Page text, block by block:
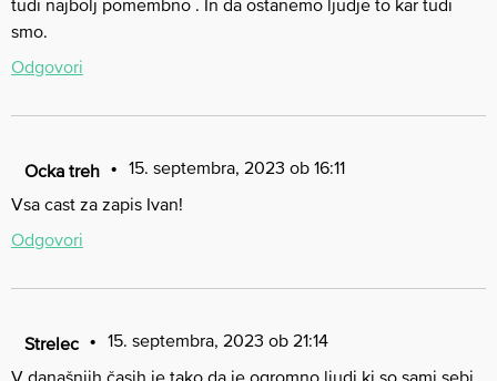
tudi najbolj pomembno . In da ostanemo ljudje to kar tudi
smo.
Odgovori
Ocka treh
15. septembra, 2023 ob 16:11
Vsa cast za zapis Ivan!
Odgovori
Strelec
15. septembra, 2023 ob 21:14